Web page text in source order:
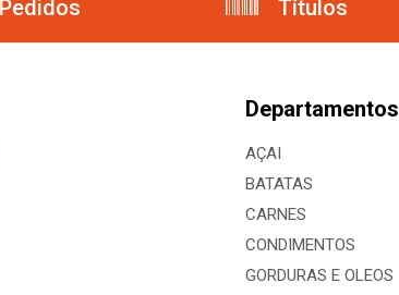
Títulos
Departamentos
AÇAI
BATATAS
CARNES
CONDIMENTOS
GORDURAS E OLEOS